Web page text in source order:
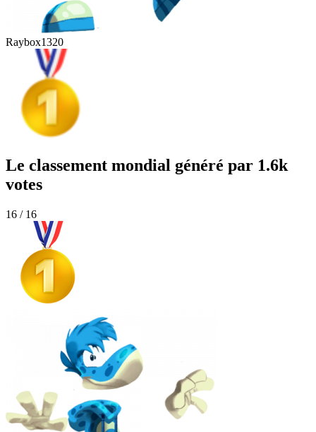
Raybox1320
Le classement mondial généré par 1.6k
votes
16 / 16